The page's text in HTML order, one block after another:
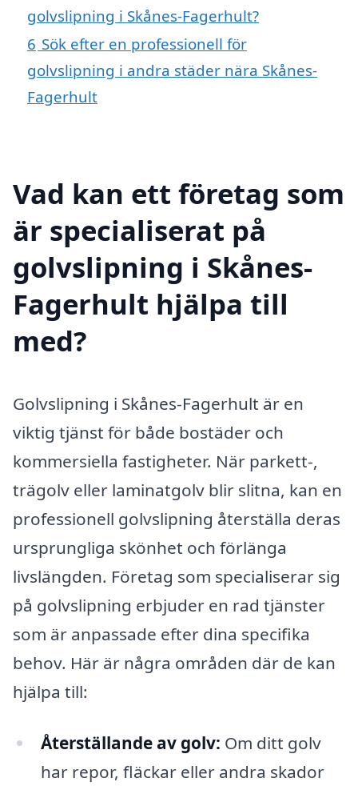
golvslipning i Skånes-Fagerhult?
6 Sök efter en professionell för
golvslipning i andra städer nära Skånes-
Fagerhult
Vad kan ett företag som
är specialiserat på
golvslipning i Skånes-
Fagerhult hjälpa till
med?
Golvslipning i Skånes-Fagerhult är en
viktig tjänst för både bostäder och
kommersiella fastigheter. När parkett-,
trägolv eller laminatgolv blir slitna, kan en
professionell golvslipning återställa deras
ursprungliga skönhet och förlänga
livslängden. Företag som specialiserar sig
på golvslipning erbjuder en rad tjänster
som är anpassade efter dina specifika
behov. Här är några områden där de kan
hjälpa till:
Återställande av golv: Om ditt golv
har repor, fläckar eller andra skador